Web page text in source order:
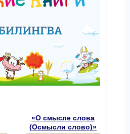
«О смысле слова
(Осмысли слово)»